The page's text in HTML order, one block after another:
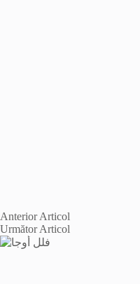
AnteriorArticol
UrmătorArticol